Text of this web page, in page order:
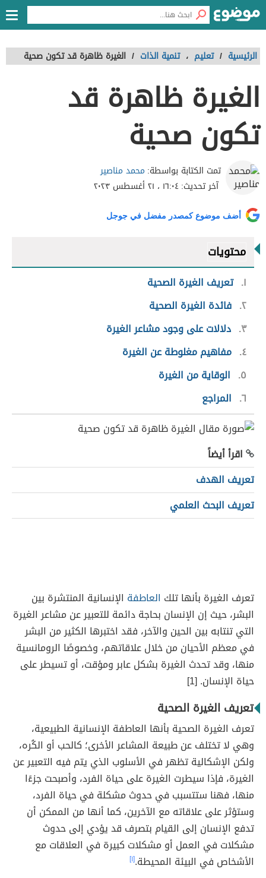
الرئيسية / تعليم ، تنمية الذات / الغيرة ظاهرة قد تكون صحية
الغيرة ظاهرة قد
تكون صحية
تمت الكتابة بواسطة: محمد مناصير
آخر تحديث:١٦:٠٤ ، ٢١ أغسطس ٢٠٢٣
أضف موضوع كمصدر مفضل في جوجل
محتويات
١ تعريف الغيرة الصحية
٢ فائدة الغيرة الصحية
٣ دلالات على وجود مشاعر الغيرة
٤ مفاهيم مغلوطة عن الغيرة
٥
الوقاية من الغيرة
٦ المراجع
اقرأ أيضاً
تعريف الهدف
تعريف البحث العلمي
تعرف الغيرة بأنها تلك العاطفة الإنسانية المنتشرة بين
البشر، حيث إن الإنسان بحاجة دائمة للتعبير عن مشاعر الغيرة
التي تنتابه بين الحين والآخر، فقد اختبرها الكثير من البشر
في معظم الأحيان من خلال علاقاتهم، وخصوصًا الرومانسية
منها، وقد تحدث الغيرة بشكل عابر ومؤقت، أو تسيطر على
حياة الإنسان. [1]
تعريف الغيرة الصحية
تعرف الغيرة الصحية بأنها العاطفة الإنسانية الطبيعية،
وهي لا تختلف عن طبيعة المشاعر الأخرى؛ كالحب أو الكُره،
ولكن الإشكالية تظهر في الأسلوب الذي يتم فيه التعبير عن
الغيرة، فإذا سيطرت الغيرة على حياة الفرد، وأصبحت جزءًا
منها، فهنا ستتسبب في حدوث مشكلة في حياة الفرد،
وستؤثر على علاقاته مع الآخرين، كما أنها من الممكن أن
تدفع الإنسان إلى القيام بتصرف قد يؤدي إلى حدوث
مشكلات في العمل أو مشكلات كبيرة في العلاقات مع
الأشخاص في البيئة المحيطة.[١]